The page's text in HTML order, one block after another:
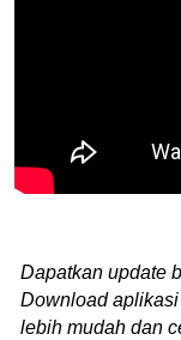
Dapatkan update
Download aplikasi
lebih mudah dan